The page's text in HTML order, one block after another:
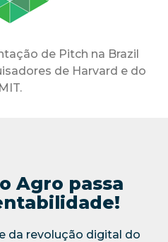
de Pitch na Brazil
de Harvard e do
MIT.
Agro passa
da revolução digital do